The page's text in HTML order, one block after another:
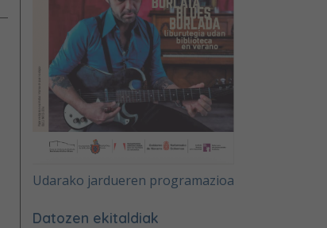
Udarako jardueren programazioa
Datozen ekitaldiak